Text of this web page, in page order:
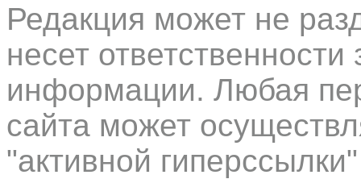
Редакция может не
несет
информации. Любая
сайта может
"активной